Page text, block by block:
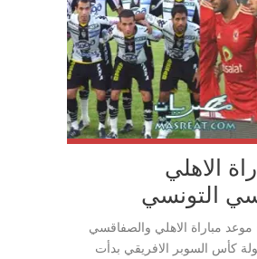
الاهلي
التونسي
موعد مباراة الاهلي والصفاقسي
كأس السوبر الافريقي بدأت